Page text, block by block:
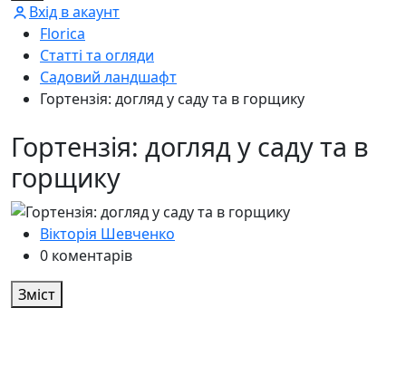
Вхід в акаунт
Florica
Статті та огляди
Садовий ландшафт
Гортензія: догляд у саду та в горщику
Гортензія: догляд у саду та в
горщику
Вікторія Шевченко
0 коментарів
Зміст